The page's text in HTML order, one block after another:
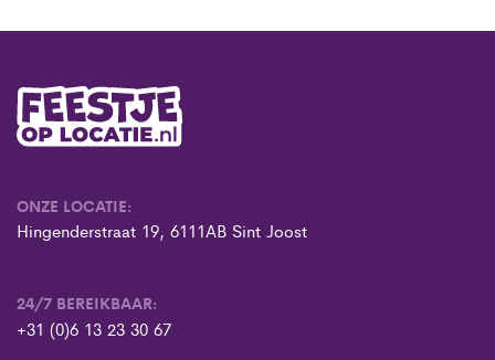
ONZE LOCATIE:
Hingenderstraat 19, 6111AB Sint Joost
24/7 BEREIKBAAR:
+31 (0)6 13 23 30 67